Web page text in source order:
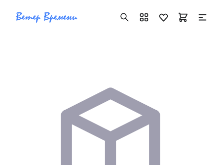
+7 ( 705 ) 181-42-50
info@vetervremeni.kz
Авторизация